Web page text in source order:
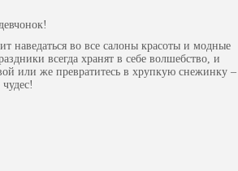
наведаться во все салоны красоты и модные
всегда хранят в себе волшебство, и
или же превратитесь в хрупкую снежинку –